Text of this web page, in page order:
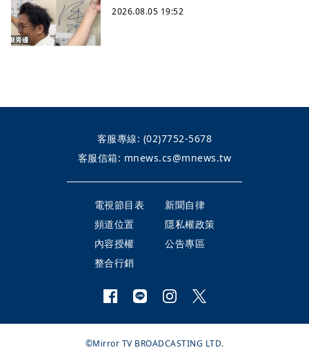
2026.08.05 19:52
客服專線: (02)7752-5678
客服信箱: mnews.cs@mnews.tw
電視節目表
新聞自律
頻道位置
隱私權政策
內容授權
公告專區
整合行銷
©Mirror TV BROADCASTING LTD.